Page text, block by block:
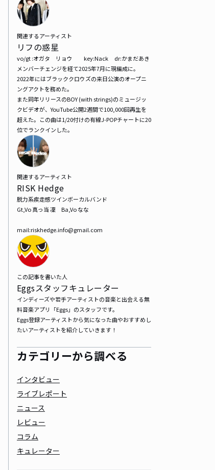
関連するアーティスト
リフの惑星
vo/gt :オガタ　リョウ　　key:Nack      dr:かまだあき
メンバーチェンジを経て2025年7月に現編成に。
2022年にはブラッククロウズの来日公演のオープニ
ングアクトを務めた。
また同年リリースのBOY (with strings)のミュージッ
クビデオが、YouTube公開2週間で100,000回再生を
超えた。この曲は1/20付けの有線J-POPチャートに20
位でランクインした。
関連するアーティスト
RISK Hedge
脱力系疾走感ツインボーカルバンド
Gt,Vo 真っ当 凜　Ba,Vo なな
mail:riskhedge.info@gmail.com
この記事を書いた人
Eggsスタッフキュレーター
インディーズや若手アーティストの音楽と出会える無
料音楽アプリ「Eggs」のスタッフです。
Eggs登録アーティストから気になった曲やおすすめし
たいアーティストを紹介していきます！
カテゴリーから調べる
インタビュー
ライブレポート
ニュース
レビュー
コラム
キュレーター